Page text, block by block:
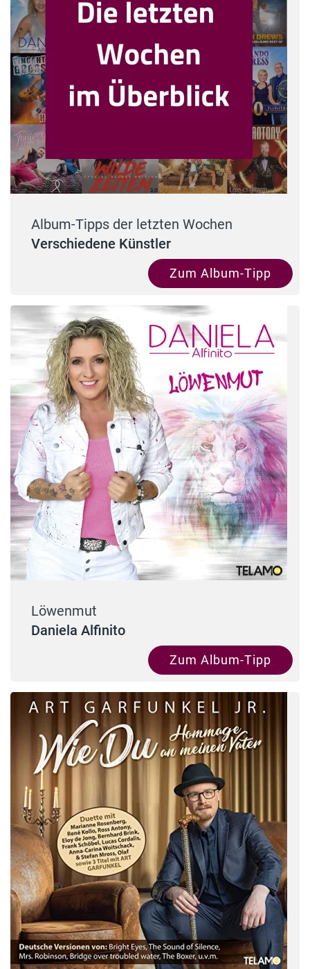
Album-Tipps der letzten Wochen
Verschiedene Künstler
Zum Album-Tipp
Löwenmut
Daniela Alfinito
Zum Album-Tipp